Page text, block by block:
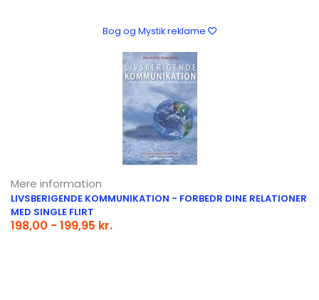
Bog og Mystik reklame
Mere information
LIVSBERIGENDE KOMMUNIKATION - FORBEDR DINE RELATIONER
MED SINGLE FLIRT
198,00 - 199,95 kr.